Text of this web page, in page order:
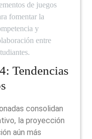
de juegos
fomentar la
y
entre
Tendencias
consolidan
la proyección
aún más